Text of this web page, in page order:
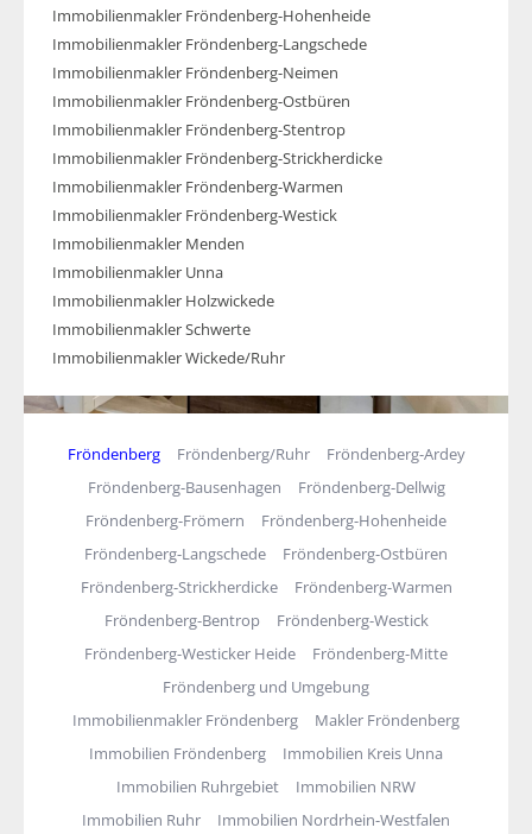
Immobilienmakler Fröndenberg-Hohenheide
Immobilienmakler Fröndenberg-Langschede
Immobilienmakler Fröndenberg-Neimen
Immobilienmakler Fröndenberg-Ostbüren
Immobilienmakler Fröndenberg-Stentrop
Immobilienmakler Fröndenberg-Strickherdicke
Immobilienmakler Fröndenberg-Warmen
Immobilienmakler Fröndenberg-Westick
Immobilienmakler Menden
Immobilienmakler Unna
Immobilienmakler Holzwickede
Immobilienmakler Schwerte
Immobilienmakler Wickede/Ruhr
Fröndenberg Fröndenberg/Ruhr
Fröndenberg-Ardey
Fröndenberg-Bausenhagen
Fröndenberg-Dellwig
Fröndenberg-Frömern
Fröndenberg-Hohenheide
Fröndenberg-Langschede
Fröndenberg-Ostbüren
Fröndenberg-Strickherdicke
Fröndenberg-Warmen
Fröndenberg-Bentrop
Fröndenberg-Westick
Fröndenberg-Westicker Heide
Fröndenberg-Mitte
Fröndenberg und Umgebung
Immobilienmakler Fröndenberg
Makler Fröndenberg
Immobilien Fröndenberg
Immobilien Kreis Unna
Immobilien Ruhrgebiet
Immobilien NRW
Immobilien Ruhr
Immobilien Nordrhein-Westfalen